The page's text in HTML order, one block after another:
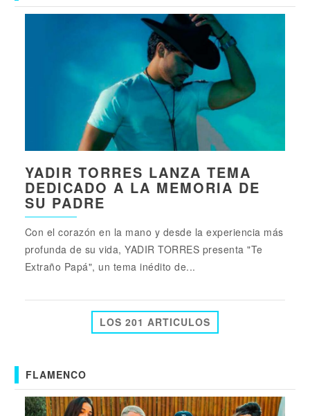
YADIR TORRES LANZA TEMA
DEDICADO A LA MEMORIA DE
SU PADRE
Con el corazón en la mano y desde la experiencia más
profunda de su vida, YADIR TORRES presenta "Te
Extraño Papá", un tema inédito de...
LOS 201 ARTICULOS
FLAMENCO